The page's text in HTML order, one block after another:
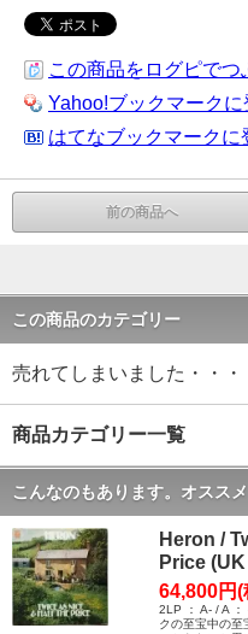
この商品をログピでつ
Yahoo!ブックマークに
はてなブックマークに
前の商品へ
この商品のカテゴリー
売れてしまいました・・・
商品カテゴリー一覧
こんなのもあります。オススメ
Heron /
Price
64,800円(
2LP ： A- / A
クの至宝中の至